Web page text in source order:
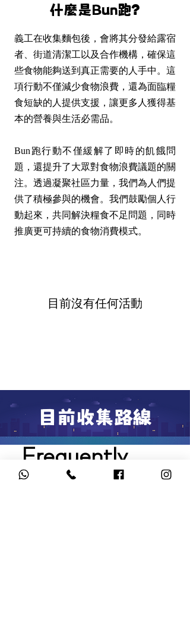
什麼是Bun跑?
義工在收集麵包後，會將其分發給露宿
者、街道清潔工以及合作機構，確保這
些食物能夠送到真正需要的人手中。這
項行動不僅減少食物浪費，還為面臨糧
食短缺的人提供支援，讓更多人獲得基
本的營養與生活必需品。
Bun跑行動不僅緩解了即時的飢餓問
題，還提升了大眾對食物浪費議題的關
注。透過凝聚社區力量，我們為人們提
供了積極參與的機會。我們鼓勵個人行
動起來，共同解決糧食不足問題，同時
推廣更可持續的食物消費模式。
目前沒有任何活動
目前收集路線
Frequently
asked